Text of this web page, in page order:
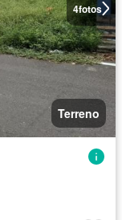
4fotos
Terreno